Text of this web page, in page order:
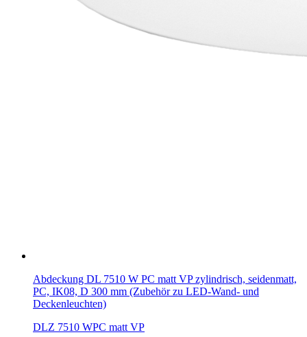
Abdeckung DL 7510 W PC matt VP zylindrisch, seidenmatt,
PC, IK08, D 300 mm (Zubehör zu LED-Wand- und
Deckenleuchten)
DLZ 7510 WPC matt VP